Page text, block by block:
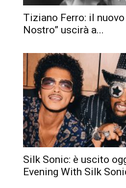
Tiziano Ferro: il
Nostro” uscirà a...
Silk Sonic: è uscito
Evening With Silk